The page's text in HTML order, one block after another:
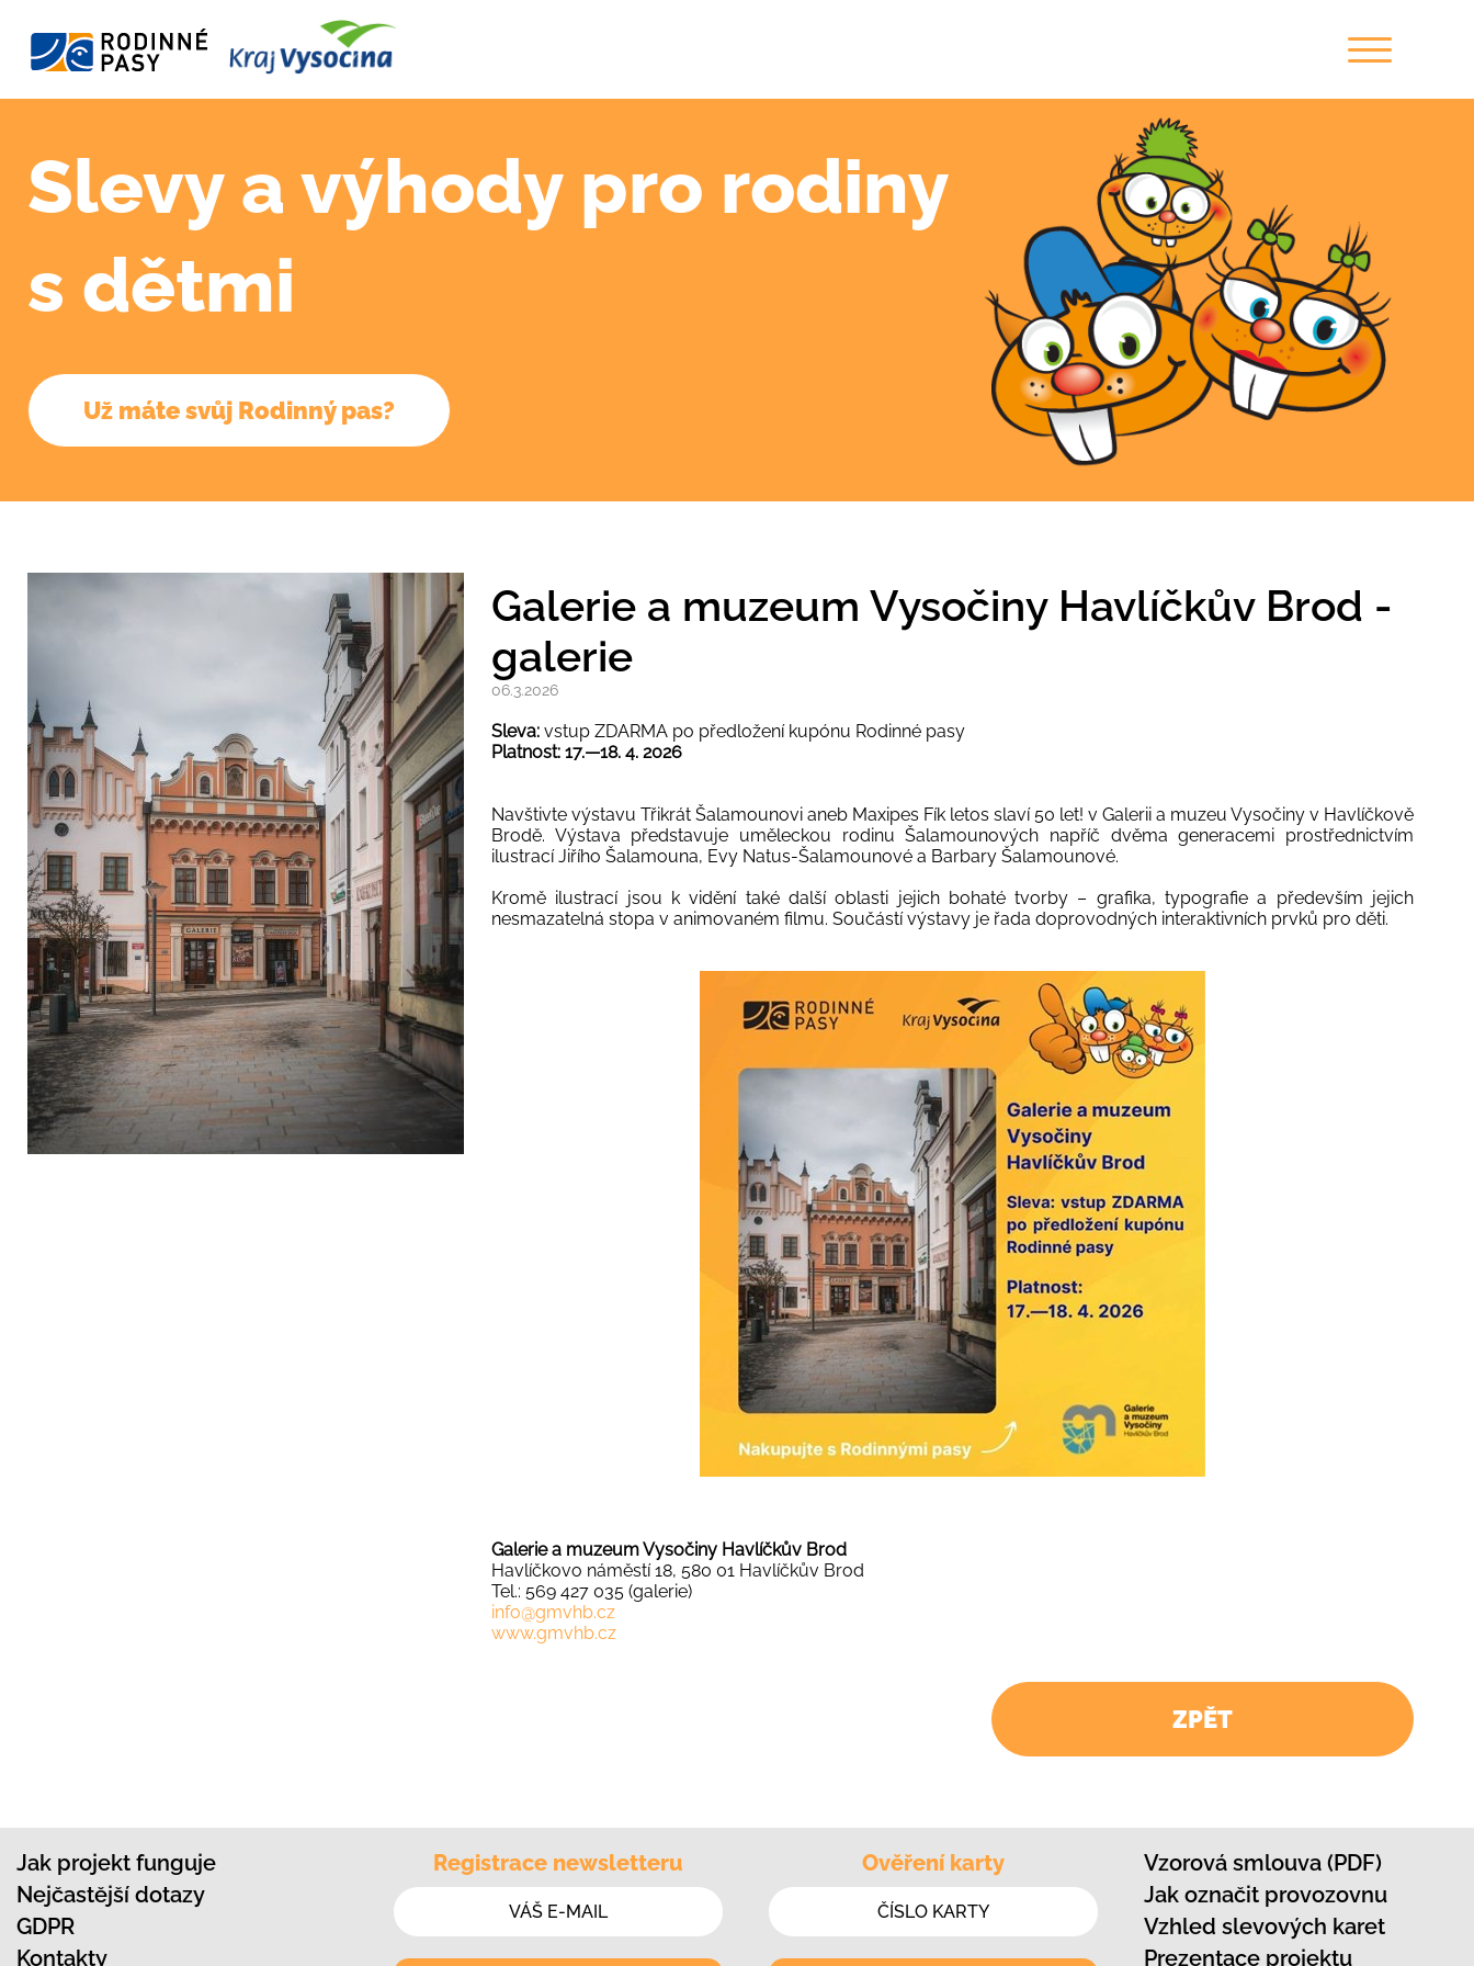
Slevy a výhody pro rodiny
s dětmi
Už máte svůj Rodinný pas?
Galerie a muzeum Vysočiny Havlíčkův Brod -
galerie
06.3.2026
Sleva: vstup ZDARMA po předložení kupónu Rodinné pasy
Platnost: 17.—18. 4. 2026
Navštivte výstavu Třikrát Šalamounovi aneb Maxipes Fík letos slaví 50 let! v Galerii a muzeu Vysočiny v Havlíčkově
Brodě. Výstava představuje uměleckou rodinu Šalamounových napříč dvěma generacemi prostřednictvím
ilustrací Jiřího Šalamouna, Evy Natus-Šalamounové a Barbary Šalamounové.
Kromě ilustrací jsou k vidění také další oblasti jejich bohaté tvorby – grafika, typografie a především jejich
nesmazatelná stopa v animovaném filmu. Součástí výstavy je řada doprovodných interaktivních prvků pro děti.
Galerie a muzeum Vysočiny Havlíčkův Brod
Havlíčkovo náměstí 18, 580 01 Havlíčkův Brod
Tel.: 569 427 035 (galerie)
info@gmvhb.cz
www.gmvhb.cz
ZPĚT
Jak projekt funguje
Nejčastější dotazy
GDPR
Kontakty
Registrace newsletteru Ověření karty
Vzorová smlouva (PDF)
Jak označit provozovnu
Vzhled slevových karet
Prezentace projektu